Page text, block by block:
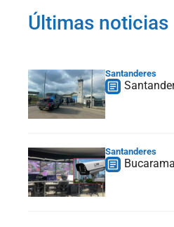
Últimas noticias
Santanderes
Santanderes